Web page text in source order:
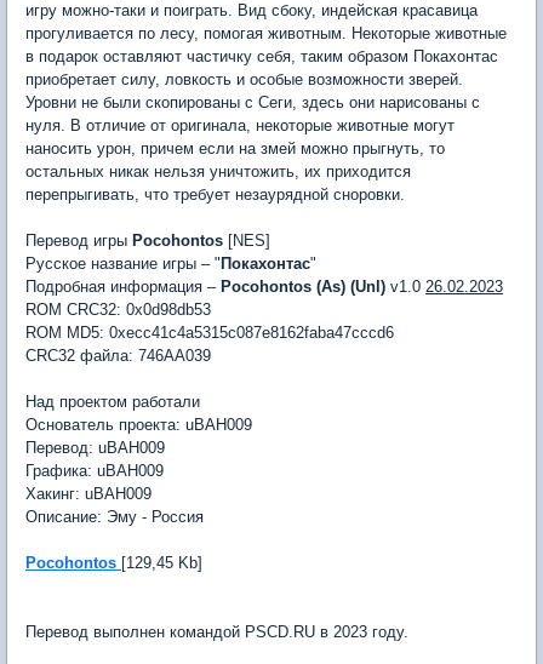
игру можно-таки и поиграть. Вид сбоку, индейская красавица
прогуливается по лесу, помогая животным. Некоторые животные
в подарок оставляют частичку себя, таким образом Покахонтас
приобретает силу, ловкость и особые возможности зверей.
Уровни не были скопированы с Сеги, здесь они нарисованы с
нуля. В отличие от оригинала, некоторые животные могут
наносить урон, причем если на змей можно прыгнуть, то
остальных никак нельзя уничтожить, их приходится
перепрыгивать, что требует незаурядной сноровки.
Перевод игры Pocohontos [NES]
Русское название игры – " Покахонтас"
Подробная информация – Pocohontos (As) (Unl) v1.0 26.02.2023
ROM CRC32: 0x0d98db53
ROM MD5: 0xecc41c4a5315c087e8162faba47cccd6
CRC32 файла: 746AA039
Над проектом работали
Основатель проекта: uBAH009
Перевод: uBAH009
Графика: uBAH009
Хакинг: uBAH009
Описание: Эму - Россия
Pocohontos [129,45 Kb]
Перевод выполнен командой PSCD.RU в 2023 году.